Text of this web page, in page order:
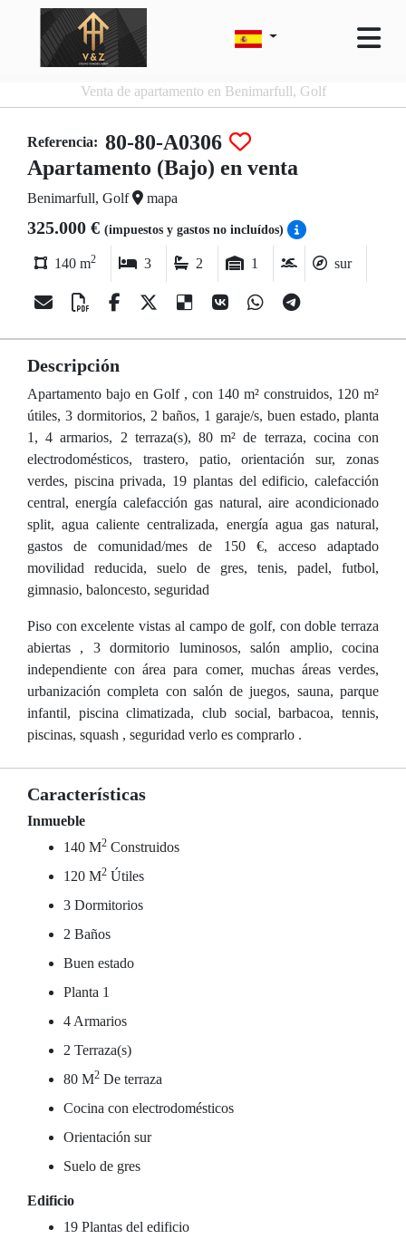
Venta de apartamento en Benimarfull, Golf
Referencia: 80-80-A0306
Apartamento (Bajo) en venta
Benimarfull, Golf mapa
325.000 € (impuestos y gastos no incluídos)
140 m2 3 2 1 sur
Descripción
Apartamento bajo en Golf , con 140 m² construidos, 120 m²
útiles, 3 dormitorios, 2 baños, 1 garaje/s, buen estado, planta
1, 4 armarios, 2 terraza(s), 80 m² de terraza, cocina con
electrodomésticos, trastero, patio, orientación sur, zonas
verdes, piscina privada, 19 plantas del edificio, calefacción
central, energía calefacción gas natural, aire acondicionado
split, agua caliente centralizada, energía agua gas natural,
gastos de comunidad/mes de 150 €, acceso adaptado
movilidad reducida, suelo de gres, tenis, padel, futbol,
gimnasio, baloncesto, seguridad
Piso con excelente vistas al campo de golf, con doble terraza
abiertas , 3 dormitorio luminosos, salón amplio, cocina
independiente con área para comer, muchas áreas verdes,
urbanización completa con salón de juegos, sauna, parque
infantil, piscina climatizada, club social, barbacoa, tennis,
piscinas, squash , seguridad verlo es comprarlo .
Características
Inmueble
140 M2 Construidos
120 M2 Útiles
3 Dormitorios
2 Baños
Buen estado
Planta 1
4 Armarios
2 Terraza(s)
80 M2 De terraza
Cocina con electrodomésticos
Orientación sur
Suelo de gres
Edificio
19 Plantas del edificio